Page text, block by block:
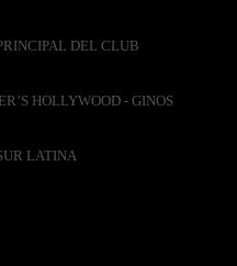
DEL CLUB
HOLLYWOOD - GINOS
LATINA